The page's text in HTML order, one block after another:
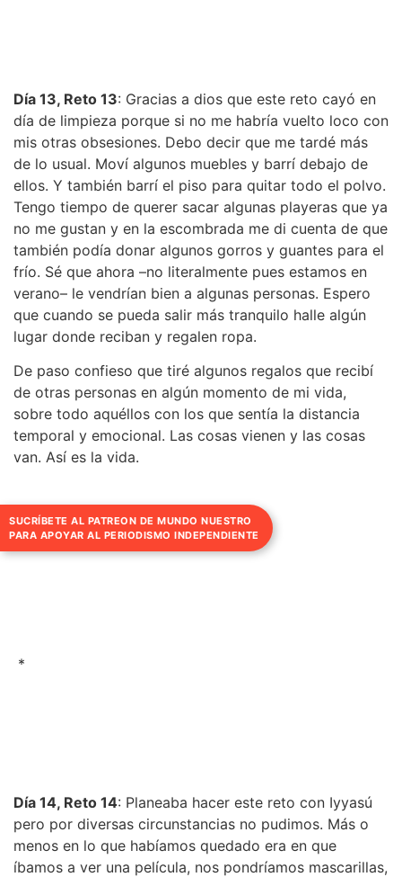
Día 13, Reto 13: Gracias a dios que este reto cayó en
día de limpieza porque si no me habría vuelto loco con
mis otras obsesiones. Debo decir que me tardé más
de lo usual. Moví algunos muebles y barrí debajo de
ellos. Y también barrí el piso para quitar todo el polvo.
Tengo tiempo de querer sacar algunas playeras que ya
no me gustan y en la escombrada me di cuenta de que
también podía donar algunos gorros y guantes para el
frío. Sé que ahora –no literalmente pues estamos en
verano– le vendrían bien a algunas personas. Espero
que cuando se pueda salir más tranquilo halle algún
lugar donde reciban y regalen ropa.
De paso confieso que tiré algunos regalos que recibí
de otras personas en algún momento de mi vida,
sobre todo aquéllos con los que sentía la distancia
temporal y emocional. Las cosas vienen y las cosas
van. Así es la vida.
*
Día 14, Reto 14: Planeaba hacer este reto con Iyyasú
pero por diversas circunstancias no pudimos. Más o
menos en lo que habíamos quedado era en que
íbamos a ver una película, nos pondríamos mascarillas,
SUCRÍBETE AL PATREON DE MUNDO NUESTRO
PARA APOYAR AL PERIODISMO INDEPENDIENTE